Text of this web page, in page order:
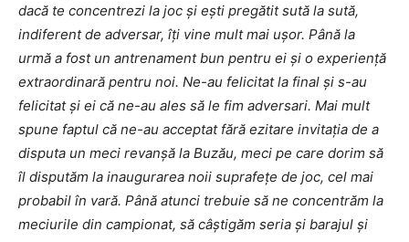
dacă te concentrezi la joc şi eşti pregătit sută la sută,
indiferent de adversar, îţi vine mult mai uşor. Până la
urmă a fost un antrenament bun pentru ei şi o experienţă
extraordinară pentru noi. Ne-au felicitat la final şi s-au
felicitat şi ei că ne-au ales să le fim adversari. Mai mult
spune faptul că ne-au acceptat fără ezitare invitaţia de a
disputa un meci revanşă la Buzău, meci pe care dorim să
îl disputăm la inaugurarea noii suprafeţe de joc, cel mai
probabil în vară. Până atunci trebuie să ne concentrăm la
meciurile din campionat, să câştigăm seria şi barajul şi